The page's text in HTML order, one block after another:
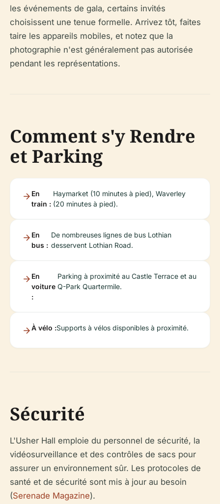
les événements de gala, certains invités
choisissent une tenue formelle. Arrivez tôt, faites
taire les appareils mobiles, et notez que la
photographie n'est généralement pas autorisée
pendant les représentations.
Comment s'y Rendre
et Parking
En
train :
Haymarket (10 minutes à pied), Waverley
(20 minutes à pied).
En
bus :
De nombreuses lignes de bus Lothian
desservent Lothian Road.
En
voiture
:
Parking à proximité au Castle Terrace et au
Q-Park Quartermile.
À vélo :Supports à vélos disponibles à proximité.
Sécurité
L'Usher Hall emploie du personnel de sécurité, la
vidéosurveillance et des contrôles de sacs pour
assurer un environnement sûr. Les protocoles de
santé et de sécurité sont mis à jour au besoin
(Serenade Magazine).